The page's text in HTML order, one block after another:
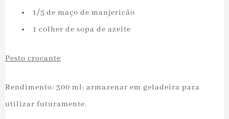
⁠ ⁠1/5 de maço de manjericão
⁠ ⁠1 colher de sopa de azeite
Pesto crocante
Rendimento: 300 ml; armazenar em geladeira para
utilizar futuramente.